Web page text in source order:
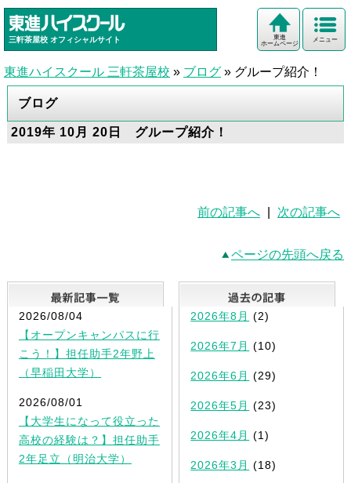
三軒茶屋校 オフィシャルサイト メニュー
東進
ホームページ
東進ハイスクール 三軒茶屋校 » ブログ » グループ紹介！
ブログ
2019年 10月 20日 グループ紹介！
前の記事へ 次の記事へ
ページの先頭へ戻る
最新記事一覧
2026/08/04
【オープンキャンパスに行
こう！】担任助手2年野上
（早稲田大学）
2026/08/01
【大学生になって役立った
高校の経験は？】担任助手
2年足立（明治大学）
2026年8月 (2)
2026年7月 (10)
2026年6月 (29)
2026年5月 (23)
2026年4月 (1)
2026年3月 (18)